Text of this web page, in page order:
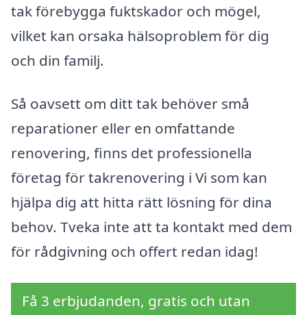
tak förebygga fuktskador och mögel,
vilket kan orsaka hälsoproblem för dig
och din familj.
Så oavsett om ditt tak behöver små
reparationer eller en omfattande
renovering, finns det professionella
företag för takrenovering i Vi som kan
hjälpa dig att hitta rätt lösning för dina
behov. Tveka inte att ta kontakt med dem
för rådgivning och offert redan idag!
Få 3 erbjudanden, gratis och utan